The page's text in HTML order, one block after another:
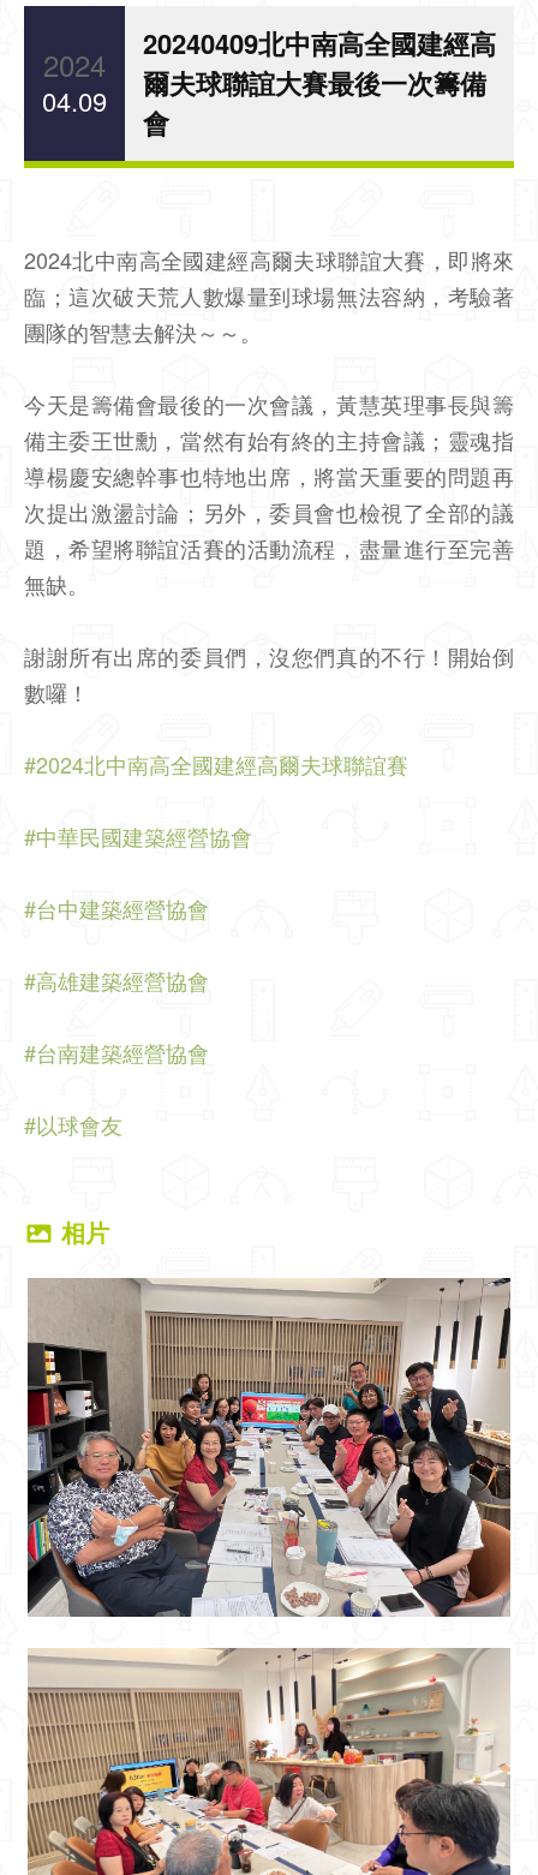
2024
04.09
20240409北中南高全國建經高
爾夫球聯誼大賽最後一次籌備
會
2024北中南高全國建經高爾夫球聯誼大賽，即將來
臨；這次破天荒人數爆量到球場無法容納，考驗著
團隊的智慧去解決～～。
今天是籌備會最後的一次會議，黃慧英理事長與籌
備主委王世勳，當然有始有終的主持會議；靈魂指
導楊慶安總幹事也特地出席，將當天重要的問題再
次提出激盪討論；另外，委員會也檢視了全部的議
題，希望將聯誼活賽的活動流程，盡量進行至完善
無缺。
謝謝所有出席的委員們，沒您們真的不行！開始倒
數囉！
#2024北中南高全國建經高爾夫球聯誼賽
#中華民國建築經營協會
#台中建築經營協會
#高雄建築經營協會
#台南建築經營協會
#以球會友
相片